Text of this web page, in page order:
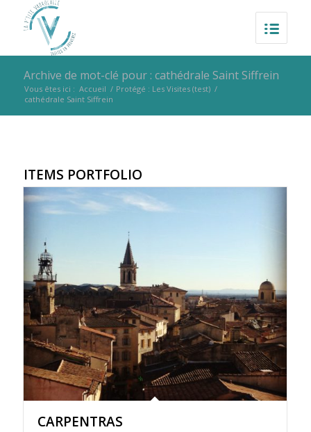
Archive de mot-clé pour : cathédrale Saint Siffrein
Vous êtes ici : Accueil / Protégé : Les Visites (test) /
cathédrale Saint Siffrein
ITEMS PORTFOLIO
CARPENTRAS